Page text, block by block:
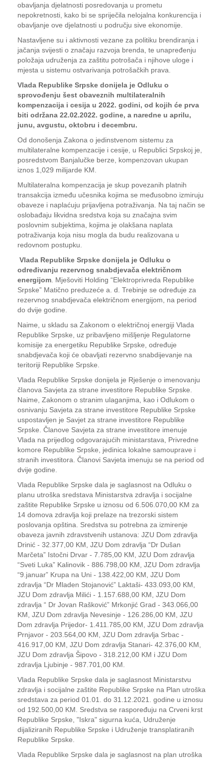
obavljanja djelatnosti posredovanja u prometu
nepokretnosti, kako bi se spriječila nelojalna konkurencija i
obavljanje ove djelatnosti u području sive ekonomije.
Nastavljene su i aktivnosti vezane za politiku brendiranja i
jačanja svijesti o značaju razvoja brenda, te unapređenju
položaja udruženja za zaštitu potrošača i njihove uloge i
mjesta u sistemu ostvarivanja potrošačkih prava.
Vlada Republike Srpske donijela je Odluku o
sprovođenju šest obaveznih multilateralnih
kompenzacija i cesija u 2022. godini, od kojih će prva
biti održana 22.02.2022. godine, a naredne u aprilu,
junu, avgustu, oktobru i decembru.
Od donošenja Zakona o jedinstvenom sistemu za
multilateralne kompenzacije i cesije, u Republici Srpskoj je,
posredstvom Banjalučke berze, kompenzovan ukupan
iznos 1,029 milijarde KM.
Multilateralna kompenzacija je skup povezanih platnih
transakcija između učesnika kojima se međusobno izmiruju
obaveze i naplaćuju prijavljena potraživanja. Na taj način se
oslobađaju likvidna sredstva koja su značajna svim
poslovnim subjektima, kojima je olakšana naplata
potraživanja koja nisu mogla da budu realizovana u
redovnom postupku.
Vlada Republike Srpske donijela je Odluku o
određivanju rezervnog snabdjevača električnom
energijom . Mješoviti Holding “Elektroprivreda Republike
Srpske” Matično preduzeće a. d. Trebinje se određuje za
rezervnog snabdjevača električnom energijom, na period
do dvije godine.
Naime, u skladu sa Zakonom o električnoj energiji Vlada
Republike Srpske, uz pribavljeno mišljenje Regulatorne
komisije za energetiku Republike Srpske, određuje
snabdjevača koji će obavljati rezervno snabdijevanje na
teritoriji Republike Srpske.
Vlada Republike Srpske donijela je Rješenje o imenovanju
članova Savjeta za strane investitore Republike Srpske.
Naime, Zakonom o stranim ulaganjima, kao i Odlukom o
osnivanju Savjeta za strane investitore Republike Srpske
uspostavljen je Savjet za strane investitore Republike
Srpske. Članove Savjeta za strane investitore imenuje
Vlada na prijedlog odgovarajućih ministarstava, Privredne
komore Republike Srpske, jedinica lokalne samouprave i
stranih investitora. Članovi Savjeta imenuju se na period od
dvije godine.
Vlada Republike Srpske dala je saglasnost na Odluku o
planu utroška sredstava Ministarstva zdravlja i socijalne
zaštite Republike Srpske u iznosu od 6.506.070,00 KM za
14 domova zdravlja koji prelaze na trezorski sistem
poslovanja opština. Sredstva su potrebna za izmirenje
obaveza javnih zdravstvenih ustanova: ЈZU Dom zdravlja
Drinić - 32.377,00 KM, ЈZU Dom zdravlja “Dr Dušan
Marčeta” Istočni Drvar - 7.785,00 KM, ЈZU Dom zdravlja
“Sveti Luka” Kalinovik - 886.798,00 KM, ЈZU Dom zdravlja
“9.januar” Krupa na Uni - 138.422,00 KM, ЈZU Dom
zdravlja “Dr Mladen Stojanović” Laktaši- 433.093,00 KM,
ЈZU Dom zdravlja Milići - 1.157.688,00 KM, ЈZU Dom
zdravlja “ Dr Јovan Rašković” Mrkonjić Grad - 343.066,00
KM, ЈZU Dom zdravlja Nevesinje - 126.286,00 KM, ЈZU
Dom zdravlja Prijedor- 1.411.785,00 KM, ЈZU Dom zdravlja
Prnjavor - 203.564,00 KM, ЈZU Dom zdravlja Srbac -
416.917,00 KM, ЈZU Dom zdravlja Stanari- 42.376,00 KM,
ЈZU Dom zdravlja Šipovo - 318.212,00 KM i ЈZU Dom
zdravlja Ljubinje - 987.701,00 KM.
Vlada Republike Srpske dala je saglasnost Ministarstvu
zdravlja i socijalne zaštite Republike Srpske na Plan utroška
sredstava za period 01.01. do 31.12.2021. godine u iznosu
od 192.500,00 KM. Sredstva se raspoređuju na Crveni krst
Republike Srpske, "Iskra" sigurna kuća, Udruženje
dijaliziranih Republike Srpske i Udruženje transplatiranih
Republike Srpske.
Vlada Republike Srpske dala je saglasnost na plan utroška